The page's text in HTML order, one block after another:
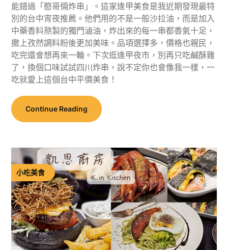
能錯過「憨哥倆炸串」。這家逢甲美食是我近期發現最特
別的台中宵夜推薦。他們用的不是一般沙拉油，而是加入
中藥香料熬製的獨門滷油，炸出來的每一串都香氣十足，
撒上孜然調料粉後更加美味。品項選擇多，價格也親民，
吃完還會想再來一輪。下次逛逢甲夜市，別再只吃鹹酥雞
了，換個口味試試四川炸串，說不定你也會像我一樣，一
吃就愛上這個台中平價美食！
Continue Reading
小吃美食